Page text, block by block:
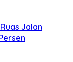
Jalan